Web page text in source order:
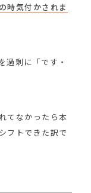
時気付かされま
過剰に「です・
てなかったら本
フトできた訳で